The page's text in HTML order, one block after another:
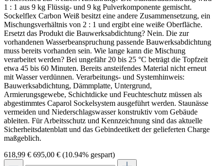
1 : 1 aus 9 kg Flüssig- und 9 kg Pulverkomponente gemischt.
Sockelflex Carbon Weiß besitzt eine andere Zusammensetzung, ein
Mischungsverhältnis von 2 : 1 und ergibt eine weiße Oberfläche.
Ersetzt das Produkt die Bauwerksabdichtung? Nein. Die zur
vorhandenen Wasserbeanspruchung passende Bauwerksabdichtung
muss bereits vorhanden sein. Wie lange kann die Mischung
verarbeitet werden? Bei ungefähr 20 bis 25 °C beträgt die Topfzeit
etwa 45 bis 60 Minuten. Bereits ansteifendes Material nicht erneut
mit Wasser verdünnen. Verarbeitungs- und Systemhinweis:
Bauwerksabdichtung, Dämmplatte, Untergrund,
Armierungsgewebe, Schichtdicke und Feuchteschutz müssen als
abgestimmtes Caparol Sockelsystem ausgeführt werden. Staunässe
vermeiden und Niederschlagswasser konstruktiv vom Gebäude
ableiten. Für Arbeitsschutz und Kennzeichnung sind das aktuelle
Sicherheitsdatenblatt und das Gebindeetikett der gelieferten Charge
maßgeblich.
618,99 € 695,00 € (10.94% gespart)